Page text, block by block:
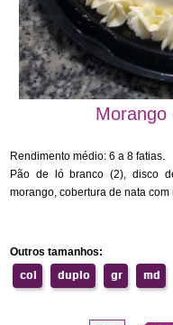
Morango
Rendimento médio: 6 a 8 fatias.
Pão de ló branco (2), disco
morango, cobertura de nata com
Outros tamanhos:
col
duplo gr md